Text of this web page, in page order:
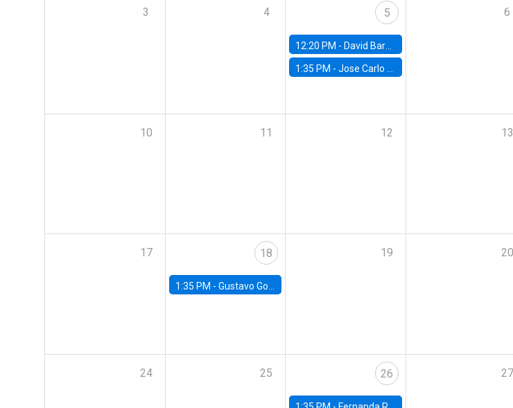
3 4 5
12:20 PM - David Bardey, Universidad de los Andes - CEDE
1:35 PM -Jose Carlo Bermudez, UC (ME) & World Bank
6
10 11 12 13
17 18
1:35 PM - Gustavo González, Banco Central de Chile
19 20
24 25 26 27